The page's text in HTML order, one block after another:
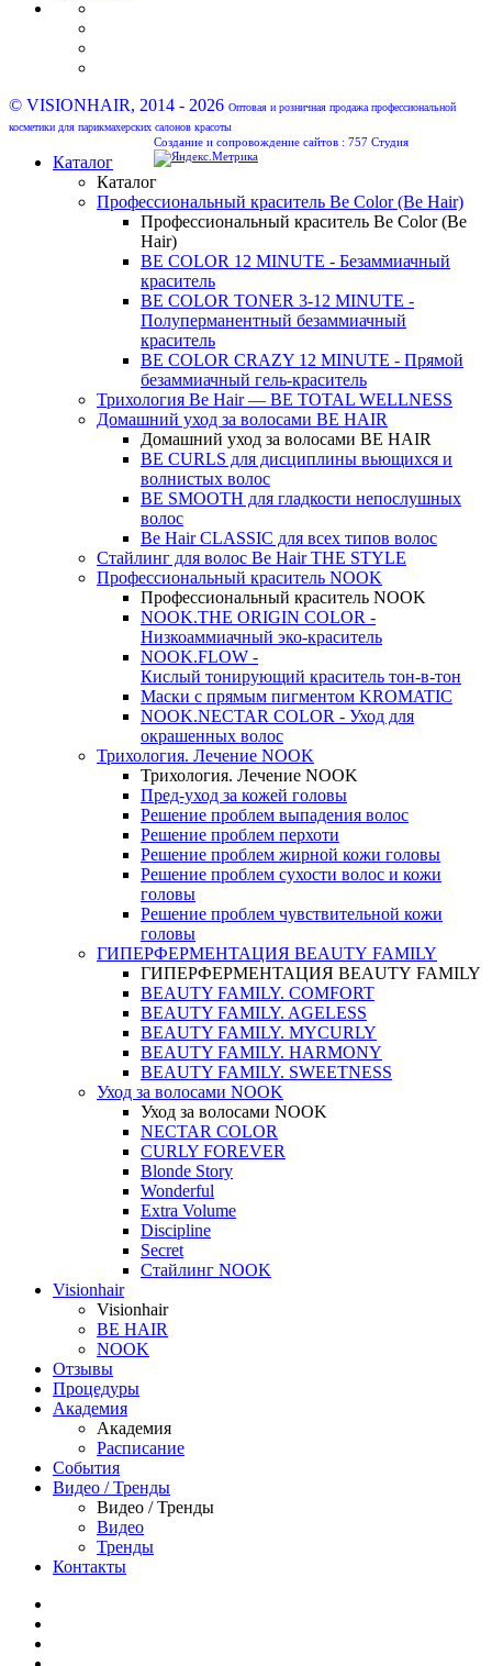
© VISIONHAIR, 2014 - 2026 Оптовая и розничная продажа профессиональной
косметики для парикмахерских салонов красоты
Создание и сопровождение сайтов : 757 Студия
Каталог
Каталог
Профессиональный краситель Be Color (Be Hair)
Профессиональный краситель Be Color (Be
Hair)
BE COLOR 12 MINUTE - Безаммиачный
краситель
BE COLOR TONER 3-12 MINUTE -
Полуперманентный безаммиачный
краситель
BE COLOR CRAZY 12 MINUTE - Прямой
безаммиачный гель-краситель
Трихология Be Hair — BE TOTAL WELLNESS
Домашний уход за волосами BE HAIR
Домашний уход за волосами BE HAIR
BE CURLS для дисциплины вьющихся и
волнистых волос
BE SMOOTH для гладкости непослушных
волос
Be Hair CLASSIC для всех типов волос
Стайлинг для волос Be Hair THE STYLE
Профессиональный краситель NOOK
Профессиональный краситель NOOK
NOOK.THE ORIGIN COLOR -
Низкоаммиачный эко-краситель
NOOK.FLOW -
Кислый тонирующий краситель тон-в-тон
Маски с прямым пигментом KROMATIC
NOOK.NECTAR COLOR - Уход для
окрашенных волос
Трихология. Лечение NOOK
Трихология. Лечение NOOK
Пред-уход за кожей головы
Решение проблем выпадения волос
Решение проблем перхоти
Решение проблем жирной кожи головы
Решение проблем сухости волос и кожи
головы
Решение проблем чувствительной кожи
головы
ГИПЕРФЕРМЕНТАЦИЯ BEAUTY FAMILY
ГИПЕРФЕРМЕНТАЦИЯ BEAUTY FAMILY
BEAUTY FAMILY. COMFORT
BEAUTY FAMILY. AGELESS
BEAUTY FAMILY. MYCURLY
BEAUTY FAMILY. HARMONY
BEAUTY FAMILY. SWEETNESS
Уход за волосами NOOK
Уход за волосами NOOK
NECTAR COLOR
CURLY FOREVER
Blonde Story
Wonderful
Extra Volume
Discipline
Secret
Стайлинг NOOK
Visionhair
Visionhair
BE HAIR
NOOK
Отзывы
Процедуры
Академия
Академия
Расписание
События
Видео / Тренды
Видео / Тренды
Видео
Тренды
Контакты